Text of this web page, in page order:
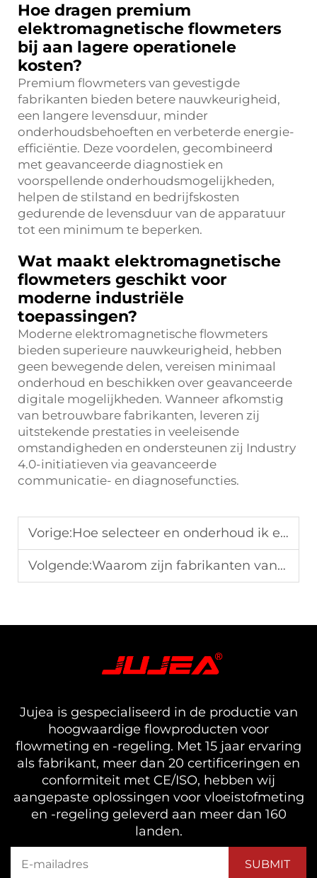
Hoe dragen premium
elektromagnetische flowmeters
bij aan lagere operationele
kosten?
Premium flowmeters van gevestigde
fabrikanten bieden betere nauwkeurigheid,
een langere levensduur, minder
onderhoudsbehoeften en verbeterde energie-
efficiëntie. Deze voordelen, gecombineerd
met geavanceerde diagnostiek en
voorspellende onderhoudsmogelijkheden,
helpen de stilstand en bedrijfskosten
gedurende de levensduur van de apparatuur
tot een minimum te beperken.
Wat maakt elektromagnetische
flowmeters geschikt voor
moderne industriële
toepassingen?
Moderne elektromagnetische flowmeters
bieden superieure nauwkeurigheid, hebben
geen bewegende delen, vereisen minimaal
onderhoud en beschikken over geavanceerde
digitale mogelijkheden. Wanneer afkomstig
van betrouwbare fabrikanten, leveren zij
uitstekende prestaties in veeleisende
omstandigheden en ondersteunen zij Industry
4.0-initiatieven via geavanceerde
communicatie- en diagnosefuncties.
Vorige:Hoe selecteer en onderhoud ik een corrosiebestendige elektromagnetische flowmeter voor het meten van corrosieve chemische media?
Volgende:Waarom zijn fabrikanten van hydraulische olie-doorstroommeters belangrijk voor zware machines?
Jujea is gespecialiseerd in de productie van
hoogwaardige flowproducten voor
flowmeting en -regeling. Met 15 jaar ervaring
als fabrikant, meer dan 20 certificeringen en
conformiteit met CE/ISO, hebben wij
aangepaste oplossingen voor vloeistofmeting
en -regeling geleverd aan meer dan 160
landen.